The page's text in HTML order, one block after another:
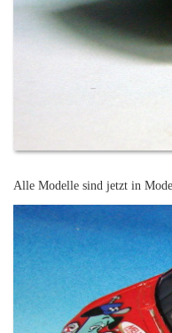
Alle Modelle sind jetzt in